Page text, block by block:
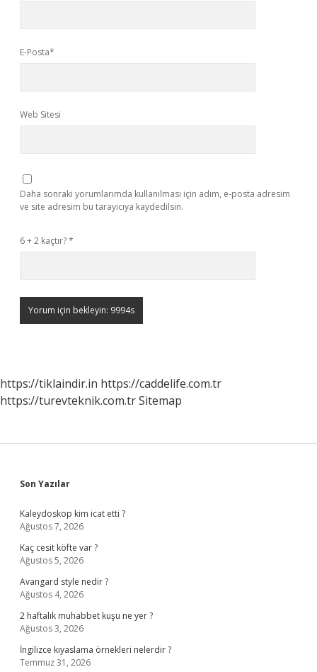
E-Posta*
Web Sitesi
Daha sonraki yorumlarımda kullanılması için adım, e-posta adresim
ve site adresim bu tarayıcıya kaydedilsin.
6 + 2 kaçtır?*
https://tiklaindir.in https://caddelife.com.tr
https://turevteknik.com.trSitemap
Sidebar
Son Yazılar
Kaleydoskop kim icat etti ?
Ağustos 7, 2026
Kaç cesit köfte var ?
Ağustos 5, 2026
Avangard style nedir ?
Ağustos 4, 2026
2 haftalık muhabbet kuşu ne yer ?
Ağustos 3, 2026
İngilizce kıyaslama örnekleri nelerdir ?
Temmuz 31, 2026